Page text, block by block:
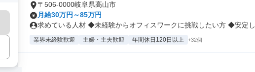
〒506-0000岐阜県高山市
月給30万円～85万円
求めている人材 ◆未経験からオフィスワークに挑戦したい方 ◆安定し
業界未経験歓迎 主婦・主夫歓迎 年間休日120日以上 +32個